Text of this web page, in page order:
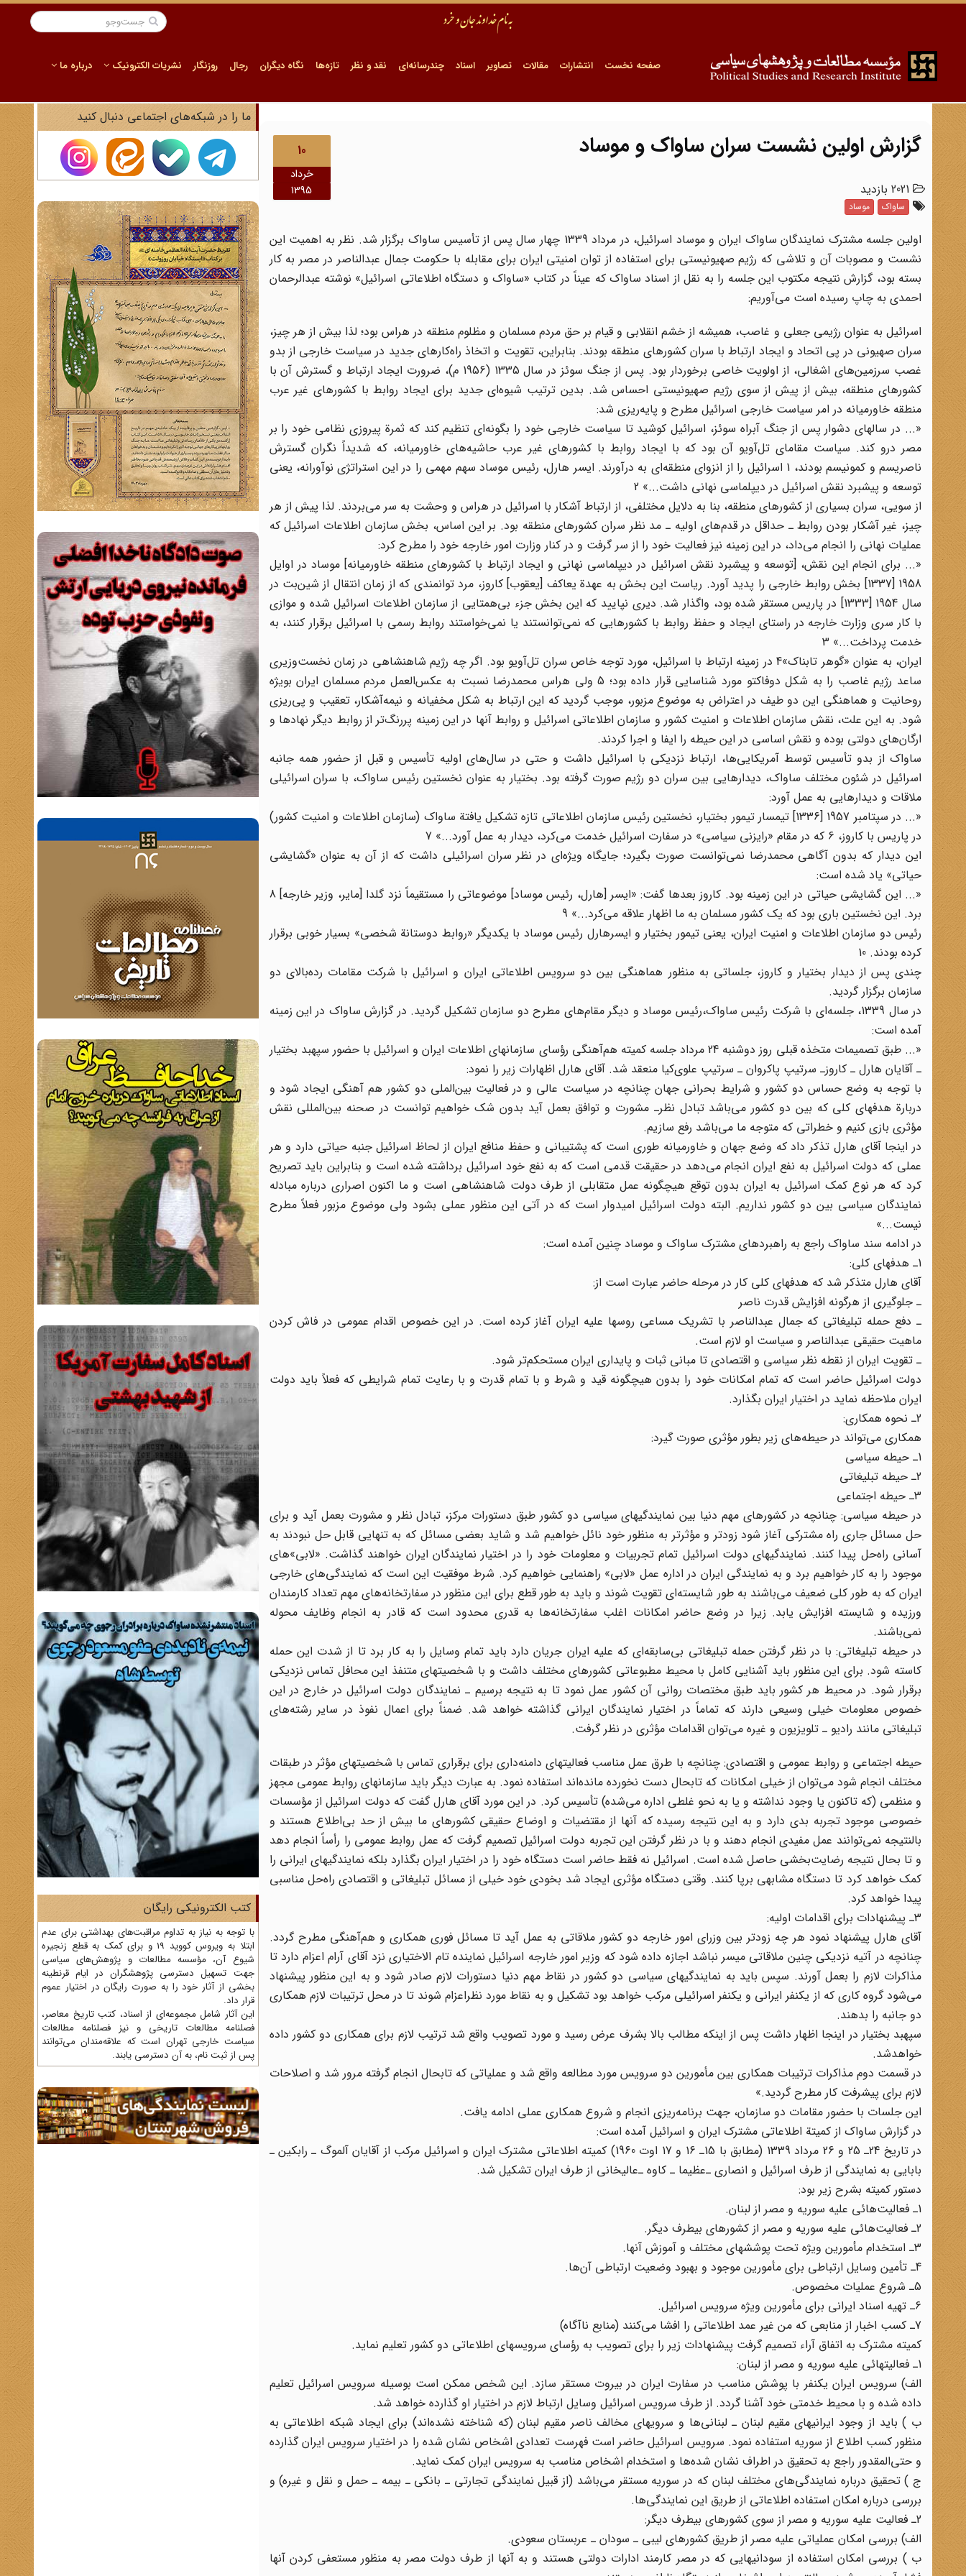
صفحه نخست انتشارات مقالات تصاویر اسناد چندرسانه‌ای نقد و نظر تازه‌ها نگاه دیگران رجال روزنگار نشریات الکترونیک درباره ما
10
خرداد
1395
گزارش اولین نشست سران ساواک و موساد
ساواک موساد
اولین جلسه مشترک نمایندگان ساواک ایران و موساد اسرائیل، در مرداد 1339 چهار سال پس از تأسیس ساواک برگزار شد. نظر به اهمیت این
نشست و مصوبات آن و تلاشی که رژیم صهیونیستی برای استفاده از توان امنیتی ایران برای مقابله با حکومت جمال عبدالناصر در مصر به کار
بسته بود، گزارش نتیجه مکتوب این جلسه را به نقل از اسناد ساواک که عیناً در کتاب «ساواک و دستگاه اطلاعاتی اسرائیل» نوشته عبدالرحمان
احمدی به چاپ رسیده است می‌آوریم:
اسرائیل به عنوان رژیمی جعلی و غاصب، همیشه از خشم انقلابی و قیام بر حق مردم مسلمان و مظلوم منطقه در هراس بود؛ لذا بیش از هر چیز،
سران صهیونی در پی اتحاد و ایجاد ارتباط با سران کشورهای منطقه بودند. بنابراین، تقویت و اتخاذ راه‌کارهای جدید در سیاست خارجی از بدو
غصب سرزمین‌های اشغالی، از اولویت‌ خاصی برخوردار بود. پس از جنگ سوئز در سال 1335 (1956 م)، ضرورت ایجاد ارتباط و گسترش آن با
کشورهای منطقه، بیش از پیش از سوی رژیم صهیونیستی احساس شد. بدین ترتیب شیوه‌ای جدید برای ایجاد روابط با کشورهای غیر عرب
منطقه خاورمیانه در امر سیاست خارجی اسرائیل مطرح و پایه‌ریزی شد:
«... در سالهای دشوار پس از جنگ آبراه سوئز، اسرائیل کوشید تا سیاست خارجی خود را بگونه‌ای تنظیم کند که ثمرة پیروزی نظامی خود را بر
مصر درو کند. سیاست مقامای تل‌آویو آن بود که با ایجاد روابط با کشورهای غیر عرب حاشیه‌های خاورمیانه، که شدیداً نگران گسترش
ناصریسم و کمونیسم بودند، 1 اسرائیل را از انزوای منطقه‌ای به درآورند. ایسر هارل، رئیس موساد سهم مهمی را در این استراتژی نوآورانه،‌ یعنی
توسعه و پیشبرد نقش اسرائیل در دیپلماسی نهانی داشت...» 2
از سویی، سران بسیاری از کشورهای منطقه، بنا به دلایل مختلفی، از ارتباط آشکار با اسرائیل در هراس و وحشت به سر می‌بردند. لذا پیش از هر
چیز، غیر آشکار بودن روابط ـ حداقل در قدم‌های اولیه ـ مد نظر سران کشورهای منطقه بود. بر این اساس، بخش سازمان اطلاعات اسرائیل که
عملیات نهانی را انجام می‌داد، در این زمینه نیز فعالیت خود را از سر گرفت و در کنار وزارت امور خارجه خود را مطرح کرد:
«... برای انجام این نقش، [توسعه و پیشبرد نقش اسرائیل در دیپلماسی نهانی و ایجاد ارتباط با کشورهای منطقه خاورمیانه] موساد در اوایل
1958 [1337] بخش روابط خارجی را پدید آورد. ریاست این بخش به عهدة یعاکف [یعقوب] کاروز، مرد توانمندی که از زمان انتقال از شین‌بت در
سال 1954 [1333] در پاریس مستقر شده بود، واگذار شد. دیری نپایید که این بخش جزء بی‌همتایی از سازمان اطلاعات اسرائیل شده و موازی
با کار سری وزارت خارجه در راستای ایجاد و حفظ روابط با کشورهایی که نمی‌توانستند یا نمی‌خواستند روابط رسمی با اسرائیل برقرار کنند، به
خدمت پرداخت...» 3
ایران، به عنوان «گوهر تابناک»4 در زمینه ارتباط با اسرائیل، مورد توجه خاص سران تل‌آویو بود. اگر چه رژیم شاهنشاهی در زمان نخست‌وزیری
ساعد رژیم غاصب را به شکل دوفاکتو مورد شناسایی قرار داده بود؛ 5 ولی هراس محمد‌رضا نسبت به عکس‌العمل مردم مسلمان ایران بویژه
روحانیت و هماهنگی این دو طیف در اعتراض به موضوع مزبور، موجب گردید که این ارتباط به شکل مخفیانه و نیمه‌آشکار، تعقیب و پی‌ریزی
شود. به این علت، نقش سازمان اطلاعات و امنیت کشور و سازمان اطلاعاتی اسرائیل و روابط آنها در این زمینه پررنگ‌تر از روابط دیگر نهادها و
ارگان‌های دولتی بوده و نقش اساسی در این حیطه را ایفا و اجرا کردند.
ساواک از بدو تأسیس توسط آمریکایی‌ها، ارتباط نزدیکی با اسرائیل داشت و حتی در سال‌های اولیه تأسیس و قبل از حضور همه جانبه
اسرائیل در شئون مختلف ساواک، دیدارهایی بین سران دو رژیم صورت گرفته بود. بختیار به عنوان نخستین رئیس ساواک، با سران اسرائیلی
ملاقات و دیدارهایی به عمل آورد:
«... در سپتامبر 1957 [1336] تیمسار تیمور بختیار، نخستین رئیس سازمان اطلاعاتی تازه تشکیل یافتة ساواک (سازمان اطلاعات و امنیت کشور)
در پاریس با کاروز، 6 که در مقام «رایزنی سیاسی» در سفارت اسرائیل خدمت می‌کرد، دیدار به عمل آورد...» 7
این دیدار که بدون آگاهی محمد‌رضا نمی‌توانست صورت بگیرد؛ جایگاه ویژه‌ای در نظر سران اسرائیلی داشت که از آن به عنوان «گشایشی
حیاتی» یاد شده است:
«... این گشایشی حیاتی در این زمینه بود. کاروز بعدها گفت: «ایسر [هارل، رئیس موساد] موضوعاتی را مستقیماً نزد گلدا [مایر، وزیر خارجه] 8
برد. این نخستین باری بود که یک کشور مسلمان به ما اظهار علاقه می‌کرد...» 9
رئیس دو سازمان اطلاعات و امنیت ایران، یعنی تیمور بختیار و ایسرهارل رئیس موساد با یکدیگر «روابط دوستانة شخصی» بسیار خوبی برقرار
کرده بودند. 10
چندی پس از دیدار بختیار و کاروز، جلساتی به منظور هماهنگی بین دو سرویس اطلاعاتی ایران و اسرائیل با شرکت مقامات رده‌بالای دو
سازمان برگزار گردید.
در سال 1339، جلسه‌ای با شرکت رئیس ساواک،‌رئیس موساد و دیگر مقام‌های مطرح دو سازمان تشکیل گردید. در گزارش ساواک در این زمینه
آمده است:
«... طبق تصمیمات متخذه قبلی روز دوشنبه 24 مرداد جلسه کمیته هم‌آهنگی رؤسای سازمانهای اطلاعات ایران و اسرائیل با حضور سپهبد بختیار
ـ آقایان هارل ـ کاروز‌ـ سرتیپ پاکروان ـ سرتیپ‌ علوی‌کیا منعقد شد. آقای هارل اظهارات زیر را نمود:
با توجه به وضع حساس دو کشور و شرایط بحرانی جهان چنانچه در سیاست عالی و در فعالیت بین‌الملی دو کشور هم آهنگی ایجاد شود و
دربارة هدفهای کلی که بین دو کشور می‌باشد تبادل نظرـ مشورت و توافق بعمل آید بدون شک خواهیم توانست در صحنه بین‌المللی نقش
مؤثری بازی کنیم و خطراتی که متوجه ما می‌باشد رفع سازیم.
در اینجا آقای هارل تذکر داد که وضع جهان و خاورمیانه طوری است که پشتیبانی و حفظ منافع ایران از لحاظ اسرائیل جنبه حیاتی دارد و هر
عملی که دولت اسرائیل به نفع ایران انجام می‌دهد در حقیقت قدمی است که به نفع خود اسرائیل برداشته شده است و بنابراین باید تصریح
کرد که هر نوع کمک اسرائیل به ایران بدون توقع هیچگونه عمل متقابلی از طرف دولت شاهنشاهی است و ما اکنون اصراری درباره مبادله
نمایندگان سیاسی بین دو کشور نداریم. البته دولت اسرائیل امیدوار است که در آتی این منظور عملی بشود ولی موضوع مزبور فعلاً مطرح
نیست...»
در ادامه سند ساواک راجع به راهبردهای مشترک ساواک و موساد چنین آمده است:
1ـ هدفهای کلی:
آقای هارل متذکر شد که هدفهای کلی کار در مرحله حاضر عبارت است از:
ـ جلوگیری از هرگونه افزایش قدرت ناصر
ـ دفع حمله تبلیغاتی که جمال عبدالناصر با تشریک مساعی روسها علیه ایران آغاز کرده است. در این خصوص اقدام عمومی در فاش کردن
ماهیت حقیقی عبدالناصر و سیاست او لازم است.
ـ تقویت ایران از نقطه نظر سیاسی و اقتصادی تا مبانی ثبات و پایداری ایران مستحکم‌تر شود.
دولت اسرائیل حاضر است که تمام امکانات خود را بدون هیچگونه قید و شرط و با تمام قدرت و با رعایت تمام شرایطی که فعلاً باید دولت
ایران ملاحظه نماید در اختیار ایران بگذارد.
2ـ نحوه همکاری:
همکاری می‌تواند در حیطه‌های زیر بطور مؤثری صورت گیرد:
1ـ حیطه سیاسی
2ـ حیطه تبلیغاتی
3ـ حیطه اجتماعی
در حیطه سیاسی: چنانچه در کشورهای مهم دنیا بین نمایندگیهای سیاسی دو کشور طبق دستورات مرکز، تبادل نظر و مشورت بعمل آید و برای
حل مسائل جاری راه مشترکی آغاز شود زودتر و مؤثرتر به منظور خود نائل خواهیم شد و شاید بعضی مسائل که به تنهایی قابل حل نبودند به
آسانی راه‌حل پیدا کنند. نمایندگیهای دولت اسرائیل تمام تجربیات و معلومات خود را در اختیار نمایندگان ایران خواهند گذاشت. «لابی»‌های
موجود را به کار خواهیم برد و به نمایندگی ایران در اداره عمل «لابی» راهنمایی خواهیم کرد. شرط موفقیت این است که نمایندگی‌های خارجی
ایران که به طور کلی ضعیف می‌باشند به طور شایسته‌‌ای تقویت شوند و باید به طور قطع برای این منظور در سفارتخانه‌های مهم تعداد کارمندان
ورزیده و شایسته افزایش یابد. زیرا در وضع حاضر امکانات اغلب سفارتخانه‌ها به قدری محدود است که قادر به انجام وظایف محوله
نمی‌باشند.
در حیطه تبلیغاتی: با در نظر گرفتن حمله تبلیغاتی بی‌سابقه‌ای که علیه ایران جریان دارد باید تمام وسایل را به کار برد تا از شدت این حمله
کاسته شود. برای این منظور باید آشنایی کامل با محیط مطبوعاتی کشورهای مختلف داشت و با شخصیتهای متنفذ این محافل تماس نزدیکی
برقرار شود. در محیط هر کشور باید طبق مختصات روانی آن کشور عمل نمود تا به نتیجه برسیم ـ نمایندگان دولت اسرائیل در خارج در این
خصوص معلومات خیلی وسیعی دارند که تماماً در اختیار نمایندگان ایرانی گذاشته خواهد شد. ضمناً برای اعمال نفوذ در سایر رشته‌های
تبلیغاتی مانند رادیو ـ تلویزیون و غیره می‌توان اقدامات مؤثری در نظر گرفت.
حیطه اجتماعی و روابط عمومی و اقتصادی: چنانچه با طرق عمل مناسب فعالیتهای دامنه‌داری برای برقراری تماس با شخصیتهای مؤثر در طبقات
مختلف انجام شود می‌توان از خیلی امکانات که تابحال دست نخورده مانده‌اند استفاده نمود. به عبارت دیگر باید سازمانهای روابط عمومی مجهز
و منظمی (که تاکنون یا وجود نداشته و یا به نحو غلطی اداره می‌شده) تأسیس کرد. در این مورد آقای هارل گفت که دولت اسرائیل از مؤسسات
خصوصی موجود تجربه بدی دارد و به این نتیجه رسیده که آنها از مقتضیات و اوضاع حقیقی کشورهای ما بیش از حد بی‌اطلاع هستند و
بالنتیجه نمی‌توانند عمل مفیدی انجام دهند و با در نظر گرفتن این تجربه دولت اسرائیل تصمیم گرفت که عمل روابط عمومی را رأساً انجام دهد
و تا بحال نتیجه رضایت‌بخشی حاصل شده است. اسرائیل نه فقط حاضر است دستگاه خود را در اختیار ایران بگذارد بلکه نمایندگیهای ایرانی را
کمک خواهد کرد تا دستگاه مشابهی برپا کنند. وقتی دستگاه مؤثری ایجاد شد بخودی خود خیلی از مسائل تبلیغاتی و اقتصادی راه‌حل مناسبی
پیدا خواهد کرد.
3ـ پیشنهادات برای اقدامات اولیه:
آقای هارل پیشنهاد نمود هر چه زودتر بین وزرای امور خارجه دو کشور ملاقاتی به عمل آید تا مسائل فوری همکاری و هم‌آهنگی مطرح گردد.
چنانچه در آتیه نزدیکی چنین ملاقاتی میسر نباشد اجازه داده شود که وزیر امور خارجه اسرائیل نماینده تام‌ الاختیاری نزد آقای آرام اعزام دارد تا
مذاکرات لازم را بعمل آورند. سپس باید به نمایندگیهای سیاسی دو کشور در نقاط مهم دنیا دستورات لازم صادر شود و به این منظور پیشنهاد
می‌شود گروه کاری که از یکنفر ایرانی و یکنفر اسرائیلی مرکب خواهد بود تشکیل و به نقاط مورد نظراعزام شوند تا در محل ترتیبات لازم همکاری
دو جانبه را بدهند.
سپهبد بختیار در اینجا اظهار داشت پس از اینکه مطالب بالا بشرف عرض رسید و مورد تصویب واقع شد ترتیب لازم برای همکاری دو کشور داده
خواهدشد.
در قسمت دوم مذاکرات ترتیبات همکاری بین مأمورین دو سرویس مورد مطالعه واقع شد و عملیاتی که تابحال انجام گرفته مرور شد و اصلاحات
لازم برای پیشرفت کار مطرح گردید.»
این جلسات با حضور مقامات دو سازمان، جهت برنامه‌ریزی انجام و شروع همکاری عملی ادامه یافت.
در گزارش ساواک از کمیتة اطلاعاتی مشترک ایران و اسرائیل آمده است:
در تاریخ 24ـ 25 و 26 مرداد 1339 (مطابق با 15ـ 16 و 17 اوت 1960) کمیته اطلاعاتی مشترک ایران و اسرائیل مرکب از آقایان آلموگ ـ رابکین ـ
بابایی به نمایندگی از طرف اسرائیل و انصاری ـ‌عظیما ـ‌ کاوه ـ‌عالیخانی از طرف ایران تشکیل شد.
دستور کمیته بشرح زیر بود:
1ـ فعالیت‌هائی علیه سوریه و مصر از لبنان.
2ـ فعالیت‌هائی علیه سوریه و مصر از کشورهای بیطرف دیگر.
3ـ استخدام مأمورین ویژه تحت پوششهای مختلف و آموزش آنها.
4ـ تأمین وسایل ارتباطی برای مأمورین موجود و بهبود وضعیت ارتباطی آن‌ها.
5ـ شروع عملیات مخصوص.
6ـ تهیه اسناد ایرانی برای مأمورین ویژه سرویس اسرائیل.
7ـ کسب اخبار از منابعی که من غیر عمد اطلاعاتی را افشا می‌کنند (منابع ناآگاه)
کمیته مشترک به اتفاق آراء تصمیم گرفت پیشنهادات زیر را برای تصویب به رؤسای سرویسهای اطلاعاتی دو کشور تعلیم نماید.
1ـ فعالیتهائی علیه سوریه و مصر از لبنان:
الف) سرویس ایران یکنفر با پوشش مناسب در سفارت ایران در بیروت مستقر سازد. این شخص ممکن است بوسیله سرویس اسرائیل تعلیم
داده شده و با محیط خدمتی خود آشنا گردد. از طرف سرویس اسرائیل وسایل ارتباط لازم در اختیار او گذارده خواهد شد.
ب ) باید از وجود ایرانیهای مقیم لبنان ـ لبنانی‌ها و سرویهای مخالف ناصر مقیم لبنان (که شناخته نشده‌اند) برای ایجاد شبکه اطلاعاتی به
منظور کسب اطلاع از سوریه استفاده نمود. سرویس اسرائیل حاضر است فهرست تعدادی اشخاص نشان شده را در اختیار سرویس ایران گذارده
و حتی‌المقدور راجع به تحقیق در اطراف نشان شده‌ها و استخدام اشخاص مناسب به سرویس ایران کمک نماید.
ج ) تحقیق درباره نمایندگی‌های مختلف لبنان که در سوریه مستقر می‌باشد (از قبیل نمایندگی تجارتی ـ بانکی ـ بیمه ـ حمل و نقل و غیره) و
بررسی درباره امکان استفاده اطلاعاتی از طریق این نمایندگی‌ها.
2ـ فعالیت علیه سوریه و مصر از سوی کشورهای بیطرف دیگر:
الف) بررسی امکان عملیاتی علیه مصر از طریق کشورهای لیبی ـ سودان ـ عربستان سعودی.
ب ) بررسی امکان استفاده از سودانیهایی که در مصر کارمند ادارات دولتی هستند و به آنها از طرف دولت مصر به منظور مستعفی کردن آنها
ما را در شبکه‌های اجتماعی دنبال کنید
کتب الکترونیکی رایگان
با توجه به نیاز به تداوم مراقبت‌های بهداشتی برای عدم
ابتلا به ویروس کووید 19 و برای کمک به قطع زنجیره
شیوع آن، مؤسسه مطالعات و پژوهش‌های سیاسی
جهت تسهیل دسترسی پژوهشگران در ایام قرنطینه
بخشی از آثار خود را به صورت رایگان در اختیار عموم
قرار داد.
این آثار شامل مجموعه‌ای از اسناد، کتب تاریخ معاصر،
فصلنامه‌ مطالعات تاریخی و نیز فصلنامه مطالعات
سیاست خارجی تهران است که علاقه‌مندان می‌توانند
پس از ثبت نام، به آن دسترسی یابند.